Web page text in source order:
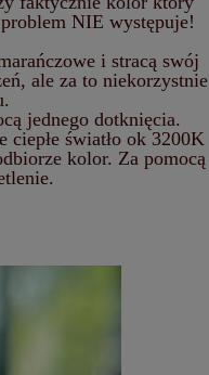
NIE występuje!
i stracą swój
ale za to niekorzystnie
jednego dotknięcia.
ciepłe światło ok 3200K
kolor. Za pomocą